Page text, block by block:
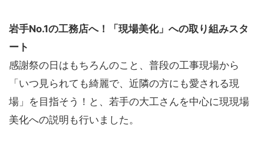
岩手No.1の工務店へ！「現場美化」への取り組みスタ
ート
感謝祭の日はもちろんのこと、普段の工事現場から
「いつ見られても綺麗で、近隣の方にも愛される現
場」を目指そう！と、若手の大工さんを中心に現現場
美化への説明も行いました。